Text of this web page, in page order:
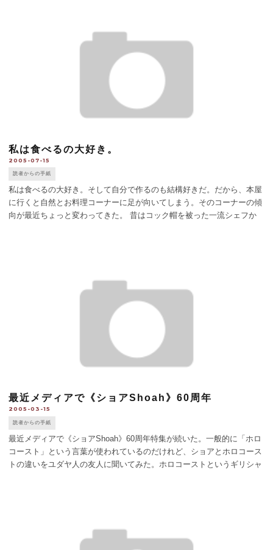
私は食べるの大好き。
2005-07-15
読者からの手紙
私は食べるの大好き。そして自分で作るのも結構好きだ。だから、本屋
に行くと自然とお料理コーナーに足が向いてしまう。そのコーナーの傾
向が最近ちょっと変わってきた。 昔はコック帽を被った一流シェフか
最近メディアで《ショアShoah》60周年
2005-03-15
読者からの手紙
最近メディアで《ショアShoah》60周年特集が続いた。一般的に「ホロ
コースト」という言葉が使われているのだけれど、ショアとホロコース
トの違いをユダヤ人の友人に聞いてみた。ホロコーストというギリシャ